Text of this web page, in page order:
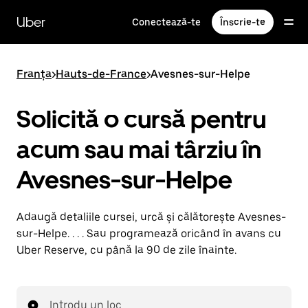
direct
conținutul
principal
Uber Conectează-te Înscrie-te
Franța>Hauts-de-France>Avesnes-sur-Helpe
Solicită o cursă pentru
acum sau mai târziu în
Avesnes-sur-Helpe
Adaugă detaliile cursei, urcă și călătorește Avesnes-
sur-Helpe. . . . Sau programează oricând în avans cu
Uber Reserve, cu până la 90 de zile înainte.
Introdu un loc